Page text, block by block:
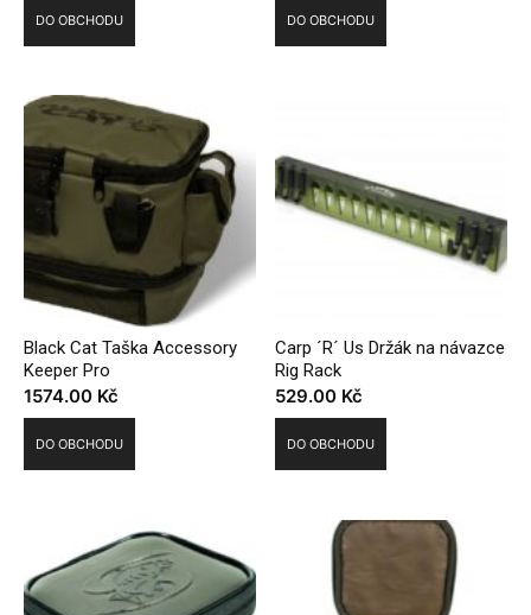
DO OBCHODU DO OBCHODU
Black Cat Taška Accessory
Keeper Pro
1574.00 Kč
DO OBCHODU
Carp ´R´ Us Držák na návazce
Rig Rack
529.00 Kč
DO OBCHODU